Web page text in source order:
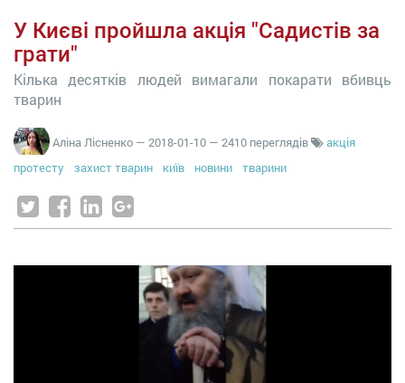
У Києві пройшла акція "Садистів за
грати"
Кілька десятків людей вимагали покарати вбивць
тварин
Аліна Лісненко — 2018-01-10 — 2410 переглядів
акція
протесту
захист тварин київ новини тварини